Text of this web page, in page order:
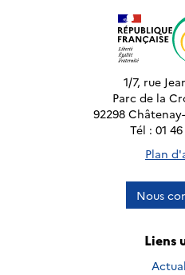
1/7, rue
Parc de la
92298
Tél : 01
Plan
Nous
Liens